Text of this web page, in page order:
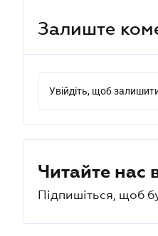
Залиште
Увійдіть, щоб
Читайте нас
Підпишіться, щоб